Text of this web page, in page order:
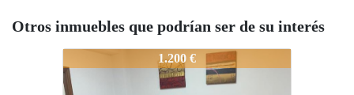
Otros inmuebles que podrían ser de su interés
1.200 €